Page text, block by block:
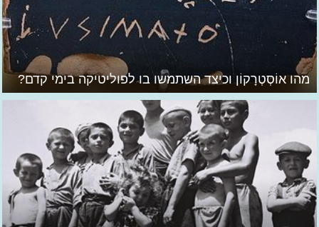
מהו אוֹסְטְרָקוֹן וכיצד השתמשו בו לפוליטיקה בימי קדם?